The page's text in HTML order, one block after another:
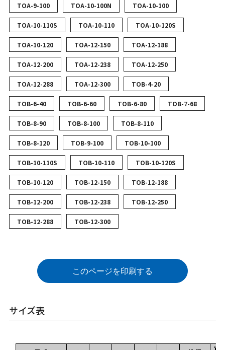
TOA-9-100 TOA-10-100N TOA-10-100
TOA-10-110S TOA-10-110 TOA-10-120S
TOA-10-120 TOA-12-150 TOA-12-188
TOA-12-200 TOA-12-238 TOA-12-250
TOA-12-288 TOA-12-300 TOB-4-20
TOB-6-40 TOB-6-60 TOB-6-80 TOB-7-68
TOB-8-90 TOB-8-100 TOB-8-110
TOB-8-120 TOB-9-100 TOB-10-100
TOB-10-110S TOB-10-110 TOB-10-120S
TOB-10-120 TOB-12-150 TOB-12-188
TOB-12-200 TOB-12-238 TOB-12-250
TOB-12-288 TOB-12-300
このページを印刷する
サイズ表